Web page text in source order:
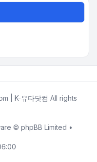
| K-유타닷컴 All rights
© phpBB Limited •